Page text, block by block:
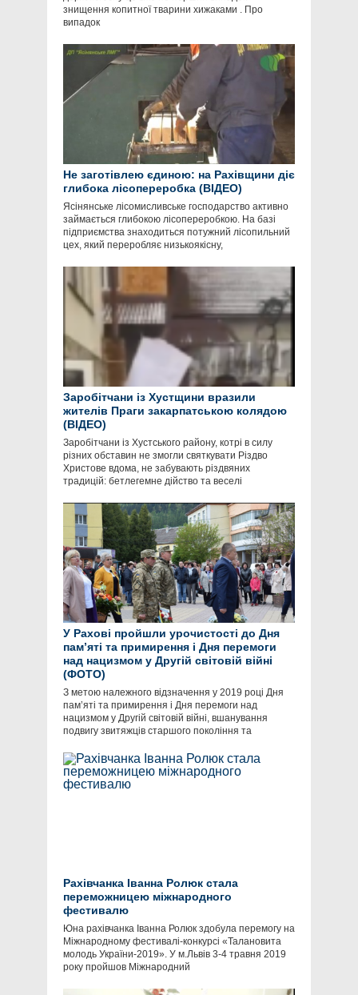
знищення копитної тварини хижаками . Про
випадок
Не заготівлею єдиною: на Рахівщини діє
глибока лісопереробка (ВІДЕО)
Ясінянське лісомисливське господарство активно
займається глибокою лісопереробкою. На базі
підприємства знаходиться потужний лісопильний
цех, який переробляє низькоякісну,
Заробітчани із Хустщини вразили
жителів Праги закарпатською колядою
(ВІДЕО)
Заробітчани із Хустського району, котрі в силу
різних обставин не змогли святкувати Різдво
Христове вдома, не забувають різдвяних
традицій: бетлегемне дійство та веселі
У Рахові пройшли урочистості до Дня
пам’яті та примирення і Дня перемоги
над нацизмом у Другій світовій війні
(ФОТО)
​З метою належного відзначення у 2019 році Дня
пам’яті та примирення і Дня перемоги над
нацизмом у Другій світовій війні, вшанування
подвигу звитяжців старшого покоління та
Рахівчанка Іванна Ролюк стала
переможницею міжнародного
фестивалю
Юна рахівчанка Іванна Ролюк здобула перемогу на
Міжнародному фестивалі-конкурсі «Талановита
молодь України-2019». У м.Львів 3-4 травня 2019
року пройшов Міжнародний